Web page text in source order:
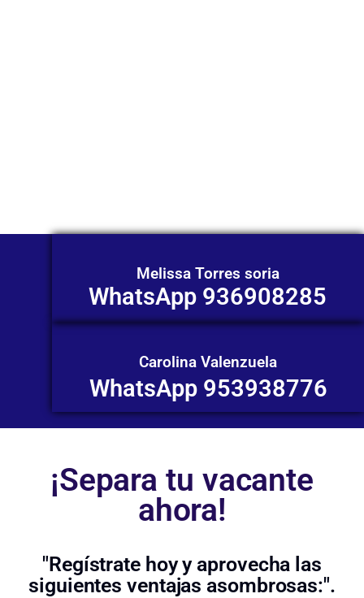
Melissa Torres soria
WhatsApp 936908285
Carolina Valenzuela
WhatsApp 953938776
¡Separa tu vacante
ahora!
"Regístrate hoy y aprovecha las
siguientes ventajas asombrosas:".